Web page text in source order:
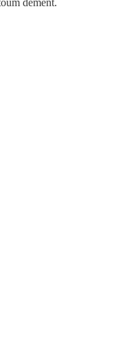
dément.